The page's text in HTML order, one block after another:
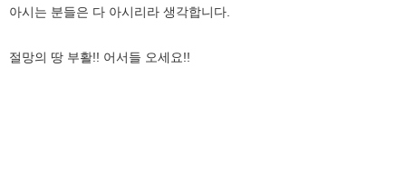
아시는 분들은 다 아시리라 생각합니다.
절망의 땅 부활!! 어서들 오세요!!